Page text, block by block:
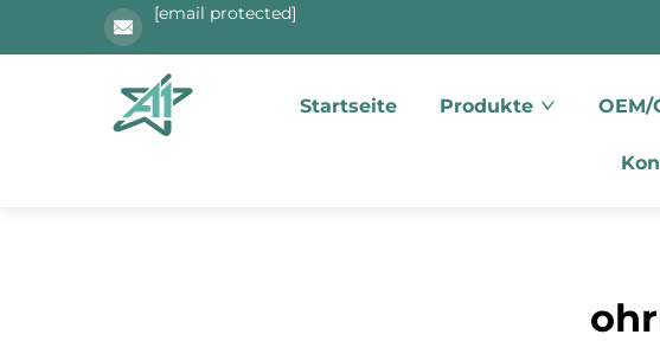
[email protected]
Startseite Produkte OEM/